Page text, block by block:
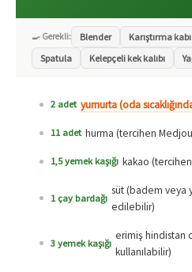
🍳 Gerekli: Blender Karıştırma kabı
Spatula
Kelepçeli kek kalıbı
2 adet yumurta (oda
11 adet hurma (tercihen
1,5 yemek kaşığı kakao
1 çay bardağı
süt (badem veya
edilebilir)
3 yemek kaşığı
erimiş hindistan
kullanılabilir)